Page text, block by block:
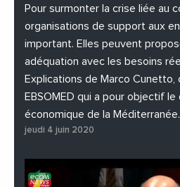
#PhotosEtVideos
Pour surmonter la crise liée au
organisations de support aux
important. Elles peuvent
adéquation avec les besoins
Explications de Marco
EBSOMED qui a pour objectif
économique de la Méditerranée.
jeudi 4 juin 2020